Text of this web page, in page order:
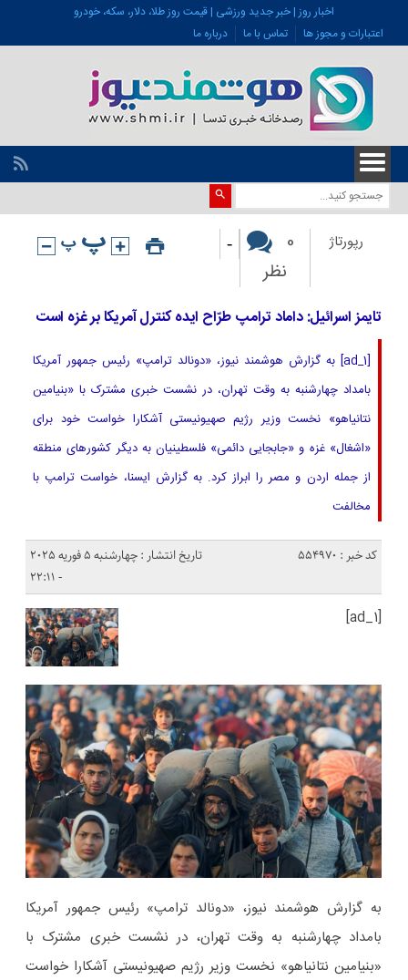
اخبار روز | خبر جدید ورزشی | قیمت روز طلا، دلار، سکه، خودرو
اعتبارات و مجوز ها
تماس با ما درباره ما
رپورتاژ
0
نظر
-
تایمز اسرائیل: داماد ترامپ طرّاح ایده کنترل آمریکا بر غزه است
[ad_1] به گزارش هوشمند نیوز، «دونالد ترامپ» رئیس جمهور آمریکا
بامداد چهارشنبه به وقت تهران، در نشست خبری مشترک با «بنیامین
نتانیاهو» نخست وزیر رژیم صهیونیستی آشکارا خواست خود برای
«اشغال» غزه و «جابجایی دائمی» فلسطینیان به دیگر کشورهای منطقه
از جمله اردن و مصر را ابراز کرد. به گزارش ایسنا، خواست ترامپ با
مخالفت
کد خبر : 554970
تاریخ انتشار : چهارشنبه 5 فوریه 2025
- 22:11
[ad_1]
به گزارش هوشمند نیوز، «دونالد ترامپ» رئیس جمهور آمریکا
بامداد چهارشنبه به وقت تهران، در نشست خبری مشترک با
«بنیامین نتانیاهو» نخست وزیر رژیم صهیونیستی آشکارا خواست